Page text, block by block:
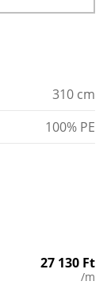
310 cm
100% PE
27 130 Ft
/m